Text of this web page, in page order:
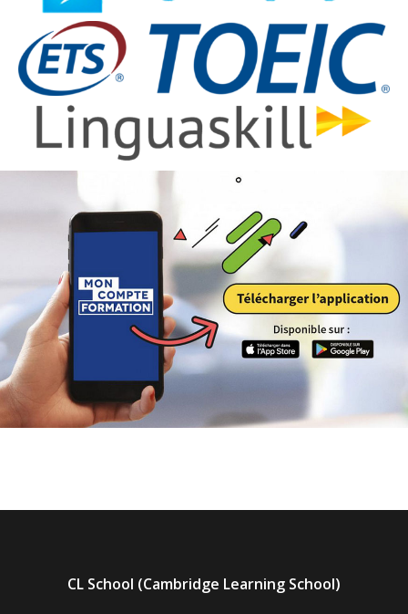
CL School (Cambridge Learning School)